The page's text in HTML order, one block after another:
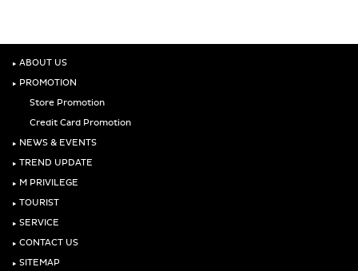
‣ ABOUT US
‣ PROMOTION
Store Promotion
Credit Card Promotion
‣ NEWS & EVENTS
‣ TREND UPDATE
‣ M PRIVILEGE
‣ TOURIST
‣ SERVICE
‣ CONTACT US
‣ SITEMAP